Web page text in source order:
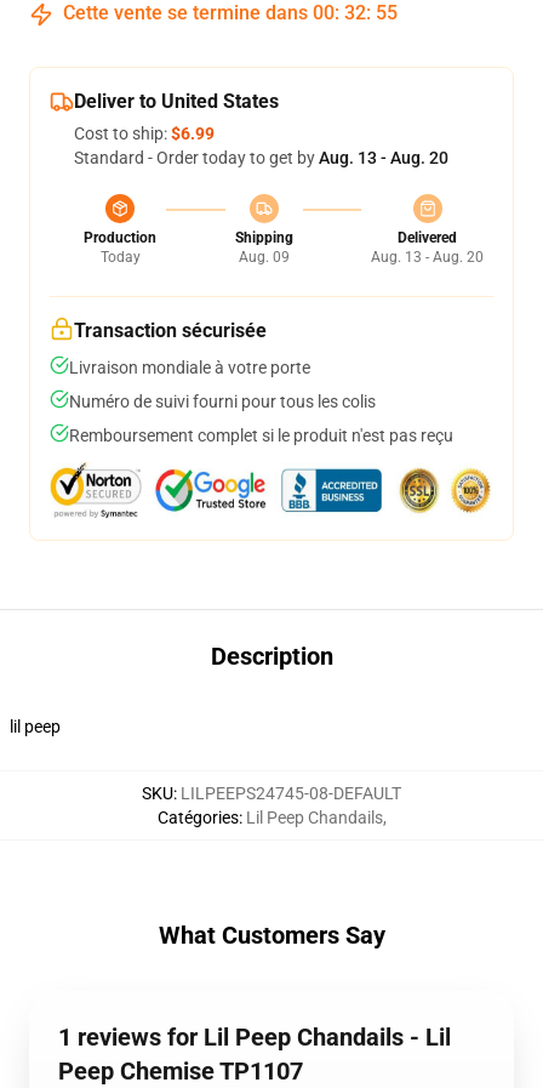
Cette vente se termine dans 00: 32: 54
Deliver to United States
Cost to ship:$6.99
Standard - Order today to get byAug. 13 - Aug. 20
Production
Today
Shipping
Aug. 09
Delivered
Aug. 13 - Aug. 20
Transaction sécurisée
Livraison mondiale à votre porte
Numéro de suivi fourni pour tous les colis
Remboursement complet si le produit n'est pas reçu
Description
lil peep
SKU: LILPEEPS24745-08-DEFAULT
Catégories: Lil Peep Chandails,
What Customers Say
1 reviews for Lil Peep Chandails - Lil
Peep Chemise TP1107